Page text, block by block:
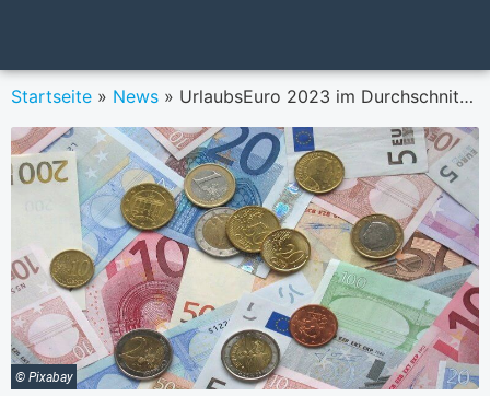
Startseite » News » UrlaubsEuro 2023 im Durchschnitt um 20 Prozent mehr wert als zu Hause
© Pixabay